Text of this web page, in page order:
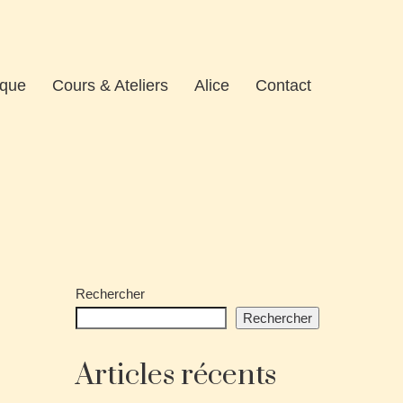
Cours & Ateliers Alice Contact
Rechercher
Rechercher
Articles récents